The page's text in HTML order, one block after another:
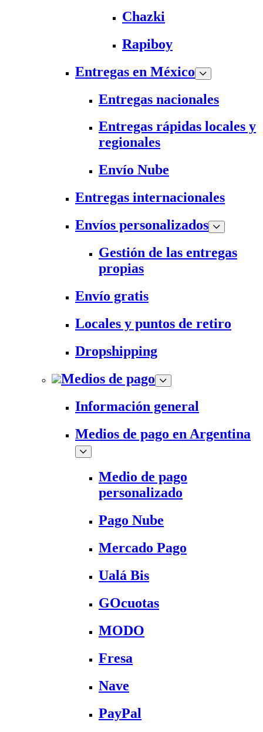
Chazki
Rapiboy
Entregas en México
Entregas nacionales
Entregas rápidas locales y
regionales
Envío Nube
Entregas internacionales
Envíos personalizados
Gestión de las entregas
propias
Envío gratis
Locales y puntos de retiro
Dropshipping
Medios de pago
Información general
Medios de pago en Argentina
Medio de pago
personalizado
Pago Nube
Mercado Pago
Ualá Bis
GOcuotas
MODO
Fresa
Nave
PayPal